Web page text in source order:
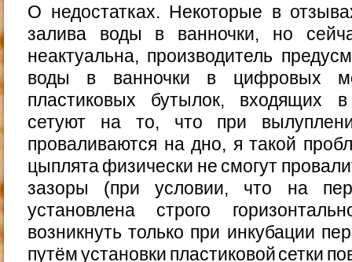
О недостатках. Некоторые в
залива воды в ванночки, но
неактуальна, производитель
воды в ванночки в цифровых
пластиковых бутылок, входящих
сетуют на то, что при
проваливаются на дно, я такой
цыплята физически не смогут
зазоры (при условии, что на
установлена строго
возникнуть только при инкубации
путём установки пластиковой сетки